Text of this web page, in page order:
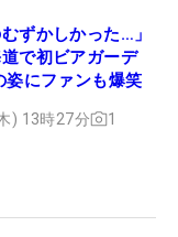
ずかしかった…」
で初ビアガーデ
姿にファンも爆笑
) 13時27分 1